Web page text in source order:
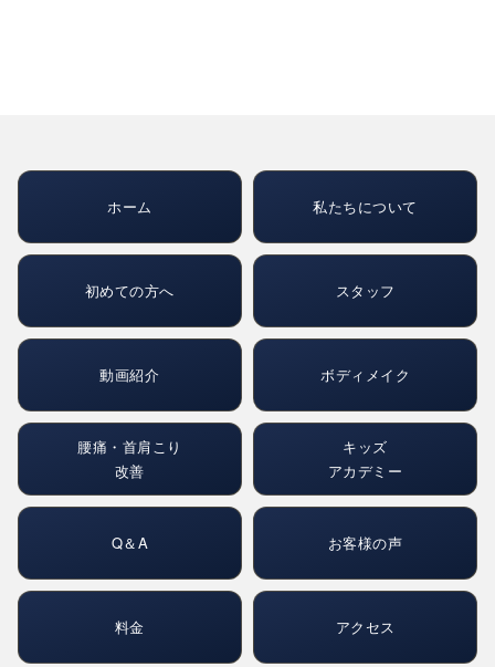
ホーム 私たちについて
初めての方へ スタッフ
動画紹介 ボディメイク
腰痛・首肩こり
改善
キッズ
アカデミー
Q＆A お客様の声
料金 アクセス